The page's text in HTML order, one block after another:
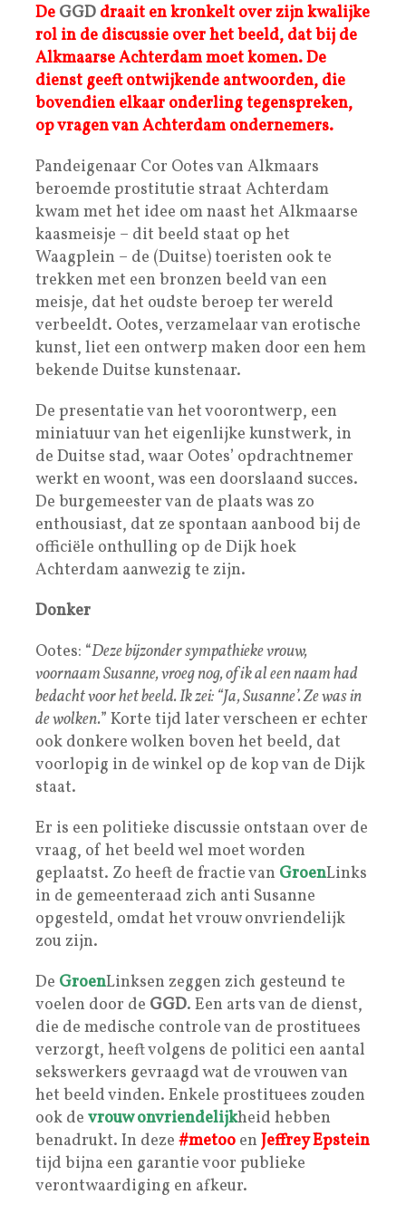
De GGD draait en kronkelt over zijn kwalijke
rol in de discussie over het beeld, dat bij de
Alkmaarse Achterdam moet komen.De
dienst geeft ontwijkende antwoorden, die
bovendien elkaar onderling tegenspreken,
op vragen van Achterdam ondernemers.
Pandeigenaar Cor Ootes van Alkmaars
beroemde prostitutie straat Achterdam
kwam met het idee om naast het Alkmaarse
kaasmeisje – dit beeld staat op het
Waagplein – de (Duitse) toeristen ook te
trekken met een bronzen beeld van een
meisje, dat het oudste beroep ter wereld
verbeeldt. Ootes, verzamelaar van erotische
kunst, liet een ontwerp maken door een hem
bekende Duitse kunstenaar.
De presentatie van het voorontwerp, een
miniatuur van het eigenlijke kunstwerk, in
de Duitse stad, waar Ootes’ opdrachtnemer
werkt en woont, was een doorslaand succes.
De burgemeester van de plaats was zo
enthousiast, dat ze spontaan aanbood bij de
officiële onthulling op de Dijk hoek
Achterdam aanwezig te zijn.
Donker
Ootes: “Deze bijzonder sympathieke vrouw,
voornaam Susanne, vroeg nog, of ik al een naam had
bedacht voor het beeld. Ik zei: “Ja, Susanne’. Ze was in
de wolken.” Korte tijd later verscheen er echter
ook donkere wolken boven het beeld, dat
voorlopig in de winkel op de kop van de Dijk
staat.
Er is een politieke discussie ontstaan over de
vraag, of het beeld wel moet worden
geplaatst. Zo heeft de fractie van GroenLinks
in de gemeenteraad zich anti Susanne
opgesteld, omdat het vrouw onvriendelijk
zou zijn.
De GroenLinksen zeggen zich gesteund te
voelen door de GGD. Een arts van de dienst,
die de medische controle van de prostituees
verzorgt, heeft volgens de politici een aantal
sekswerkers gevraagd wat de vrouwen van
het beeld vinden. Enkele prostituees zouden
ook de vrouw onvriendelijkheid hebben
benadrukt. In deze #metoo en Jeffrey Epstein
tijd bijna een garantie voor publieke
verontwaardiging en afkeur.